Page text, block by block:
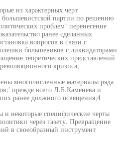
из характерных черт
большевистской партии по решению
проблем! перенесение
ранее сделанных
вопросов в связи с
большевиков с ликвидаторами
теоретических представлений
кризиса;
многочисленные материалы ряда
прежде всего Л.Б.Каменева и
ранее должного освещения;4
и некоторые специфические черты
через газету. Превращение
в своеобразный инструмент